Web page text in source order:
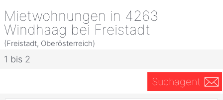
Mietwohnungen in 4263
Windhaag bei Freistadt
(Freistadt, Oberösterreich)
1 bis 2
Suchagent